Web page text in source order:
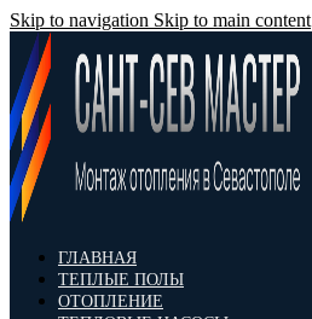
Skip to navigation Skip to main content
ГЛАВНАЯ
ТЕПЛЫЕ ПОЛЫ
ОТОПЛЕНИЕ